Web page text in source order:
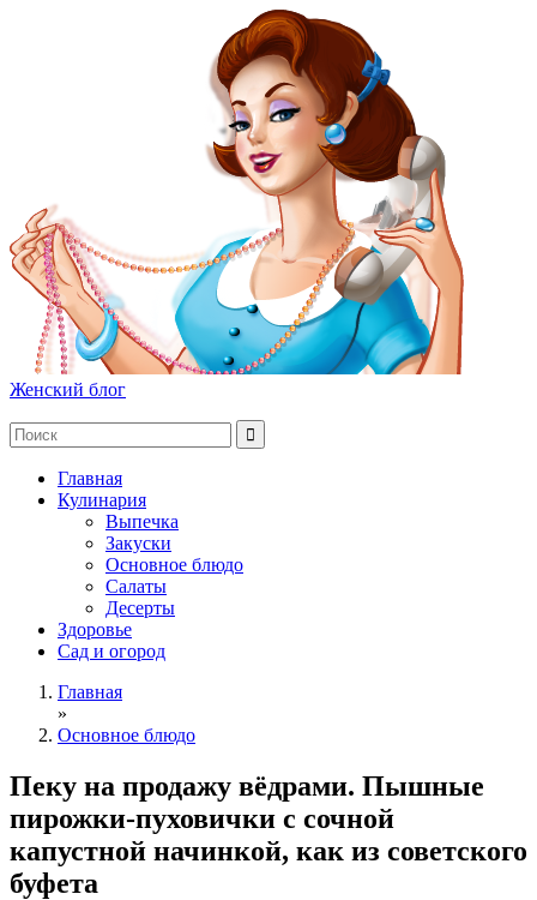
Женский блог
Главная
Кулинария
Выпечка
Закуски
Основное блюдо
Салаты
Десерты
Здоровье
Сад и огород
Главная
»
Основное блюдо
Пеку на продажу вёдрами. Пышные
пирожки-пуховички с сочной
капустной начинкой, как из советского
буфета